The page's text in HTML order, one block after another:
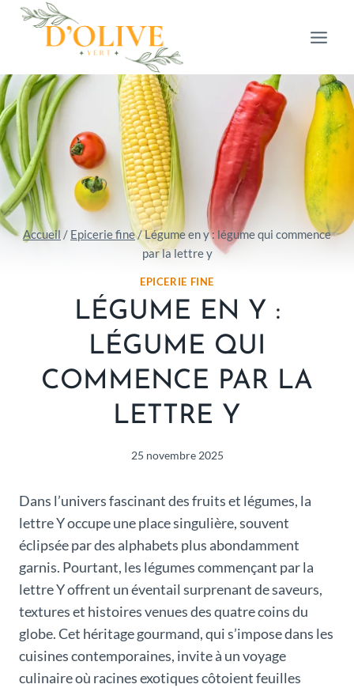
Aller
Accueil / Epicerie fine/Légume en y : légume qui commence
par la lettre y
EPICERIE FINE
LÉGUME EN Y :
LÉGUME QUI
COMMENCE PAR LA
LETTRE Y
25 novembre 2025
Dans l’univers fascinant des fruits et légumes, la
lettre Y occupe une place singulière, souvent
éclipsée par des alphabets plus abondamment
garnis. Pourtant, les légumes commençant par la
lettre Y offrent un éventail surprenant de saveurs,
textures et histoires venues des quatre coins du
globe. Cet héritage gourmand, qui s’impose dans les
cuisines contemporaines, invite à un voyage
culinaire où racines exotiques côtoient feuilles